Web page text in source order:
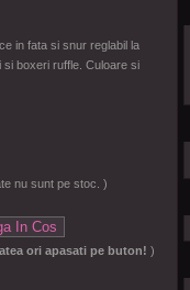
in fata si snur reglabil la
boxeri ruffle. Culoare si
nu sunt pe stoc. )
ori apasati pe buton! )